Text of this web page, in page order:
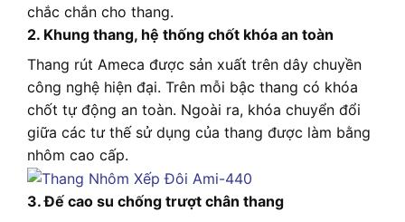
chắc chắn cho thang.
2. Khung thang, hệ thống chốt khóa an toàn
Thang rút Ameca được sản xuất trên dây chuyền
công nghệ hiện đại. Trên mỗi bậc thang có khóa
chốt tự động an toàn. Ngoài ra, khóa chuyển đổi
giữa các tư thế sử dụng của thang được làm bằng
nhôm cao cấp.
3. Đế cao su chống trượt chân thang